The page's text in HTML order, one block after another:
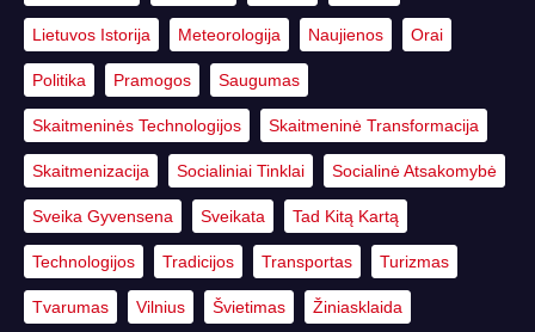
Lietuvos Istorija Meteorologija Naujienos Orai
Politika Pramogos Saugumas
Skaitmeninės Technologijos Skaitmeninė Transformacija
Skaitmenizacija Socialiniai Tinklai Socialinė Atsakomybė
Sveika Gyvensena Sveikata Tad Kitą Kartą
Technologijos Tradicijos Transportas Turizmas
Tvarumas Vilnius Švietimas Žiniasklaida